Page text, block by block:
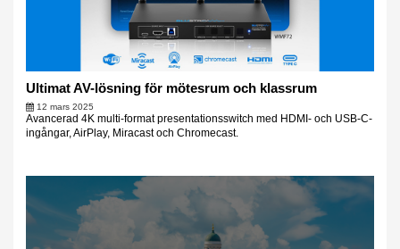
Ultimat AV-lösning för mötesrum och klassrum
12 mars 2025
Avancerad 4K multi-format presentationsswitch med HDMI- och USB-C-
ingångar, AirPlay, Miracast och Chromecast.